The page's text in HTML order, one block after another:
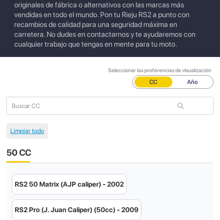
originales de fábrica o alternativos con las marcas más
vendidas en todo el mundo. Pon tu Rieju RS2 a punto con
recambios de calidad para una seguridad máxima en
carretera. No dudes en contactarnos y te ayudaremos con
cualquier trabajo que tengas en mente para tu moto.
Seleccionar las preferencias de visualización
CC Año
50 CC
RS2 50 Matrix (AJP caliper) - 2002
RS2 Pro (J. Juan Caliper) (50cc) - 2009